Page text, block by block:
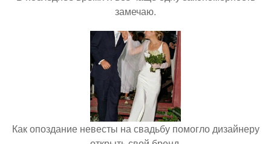
замечаю.
Как опоздание невесты на свадьбу помогло дизайнеру